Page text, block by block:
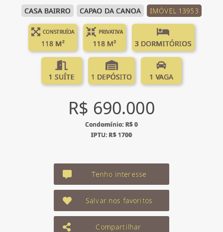
CASA BAIRRO CAPAO DA CANOA IMÓVEL 13953
CONSTRUÍDA
118 M²
PRIVATIVA
118 M² 3 DORMITÓRIOS
1 SUÍTE 1 DEPÓSITO 1 VAGA
R$ 690.000
Condomínio: R$ 0
IPTU: R$ 1700
Tenho interesse
Salvar nos favoritos
Compartilhar